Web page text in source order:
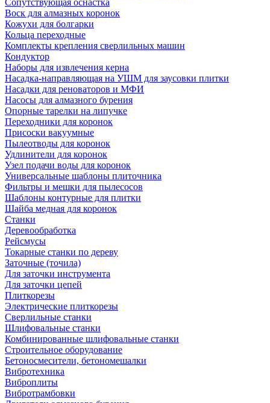
Сопутствующая оснастка
Воск для алмазных коронок
Кожухи для болгарки
Кольца переходные
Комплекты крепления сверлильных машин
Кондуктор
Наборы для извлечения керна
Насадка-направляющая на УШМ для заусовки плитки
Насадки для реноваторов и МФИ
Насосы для алмазного бурения
Опорные тарелки на липучке
Переходники для коронок
Присоски вакуумные
Пылеотводы для коронок
Удлинители для коронок
Узел подачи воды для коронок
Универсальные шаблоны плиточника
Фильтры и мешки для пылесосов
Шаблоны контурные для плитки
Шайба медная для коронок
Станки
Деревообработка
Рейсмусы
Токарные станки по дереву
Заточные (точила)
Для заточки инструмента
Для заточки цепей
Плиткорезы
Электрические плиткорезы
Сверлильные станки
Шлифовальные станки
Комбинированные шлифовальные станки
Строительное оборудование
Бетоносмесители, бетономешалки
Вибротехника
Виброплиты
Вибротрамбовки